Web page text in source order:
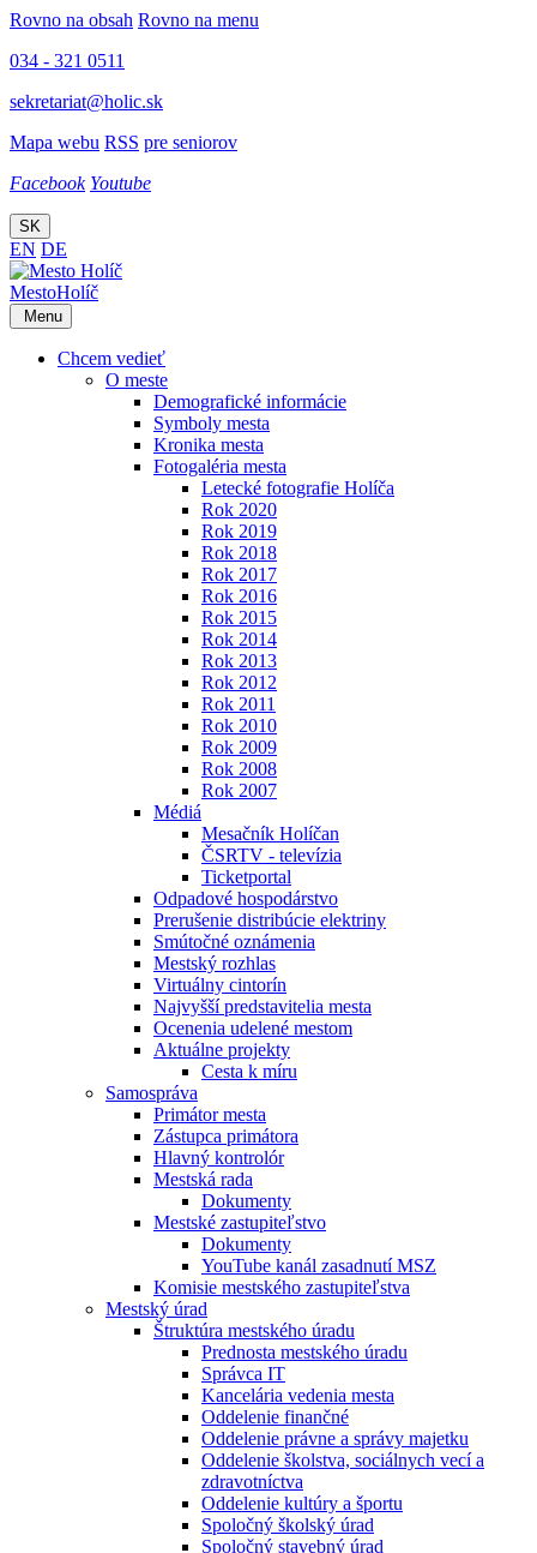
Rovno na obsah Rovno na menu
034 - 321 0511
sekretariat@holic.sk
Mapa webu RSS pre seniorov
Facebook Youtube
SK
EN DE
MestoHolíč
Menu
Chcem vedieť
O meste
Demografické informácie
Symboly mesta
Kronika mesta
Fotogaléria mesta
Letecké fotografie Holíča
Rok 2020
Rok 2019
Rok 2018
Rok 2017
Rok 2016
Rok 2015
Rok 2014
Rok 2013
Rok 2012
Rok 2011
Rok 2010
Rok 2009
Rok 2008
Rok 2007
Médiá
Mesačník Holíčan
ČSRTV - televízia
Ticketportal
Odpadové hospodárstvo
Prerušenie distribúcie elektriny
Smútočné oznámenia
Mestský rozhlas
Virtuálny cintorín
Najvyšší predstavitelia mesta
Ocenenia udelené mestom
Aktuálne projekty
Cesta k míru
Samospráva
Primátor mesta
Zástupca primátora
Hlavný kontrolór
Mestská rada
Dokumenty
Mestské zastupiteľstvo
Dokumenty
YouTube kanál zasadnutí MSZ
Komisie mestského zastupiteľstva
Mestský úrad
Štruktúra mestského úradu
Prednosta mestského úradu
Správca IT
Kancelária vedenia mesta
Oddelenie finančné
Oddelenie právne a správy majetku
Oddelenie školstva, sociálnych vecí a
zdravotníctva
Oddelenie kultúry a športu
Spoločný školský úrad
Spoločný stavebný úrad